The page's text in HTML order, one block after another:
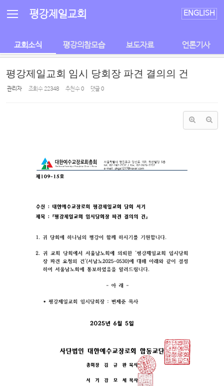
평강제일교회 ENGLISH
교회소식 평강의참모습 보도자료 언론기사
평강제일교회 임시 당회장 파견 결의의 건
관리자 조회 수22348 추천 수0 댓글0